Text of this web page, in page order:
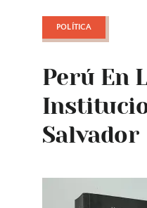
POLÍTICA
Perú En
Salvador